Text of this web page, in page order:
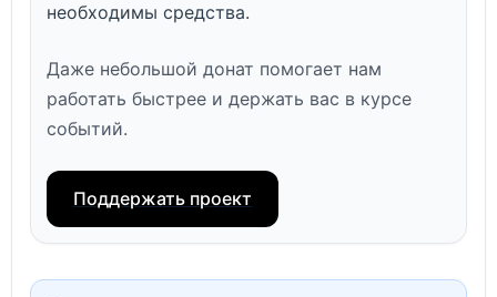
необходимы средства.
Даже небольшой донат помогает нам
работать быстрее и держать вас в курсе
событий.
Поддержать проект